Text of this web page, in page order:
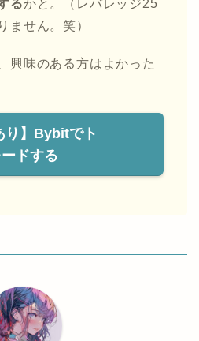
るかと。（レバレッジ25
ません。笑）
興味のある方はよかった
り】Bybitでト
ドする